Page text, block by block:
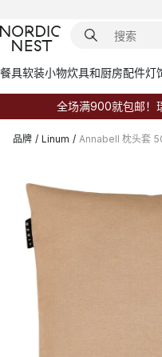
餐具软装小物炊具和厨房配件灯
全场满900就包邮！
品牌 / Linum / Annabell 枕头套